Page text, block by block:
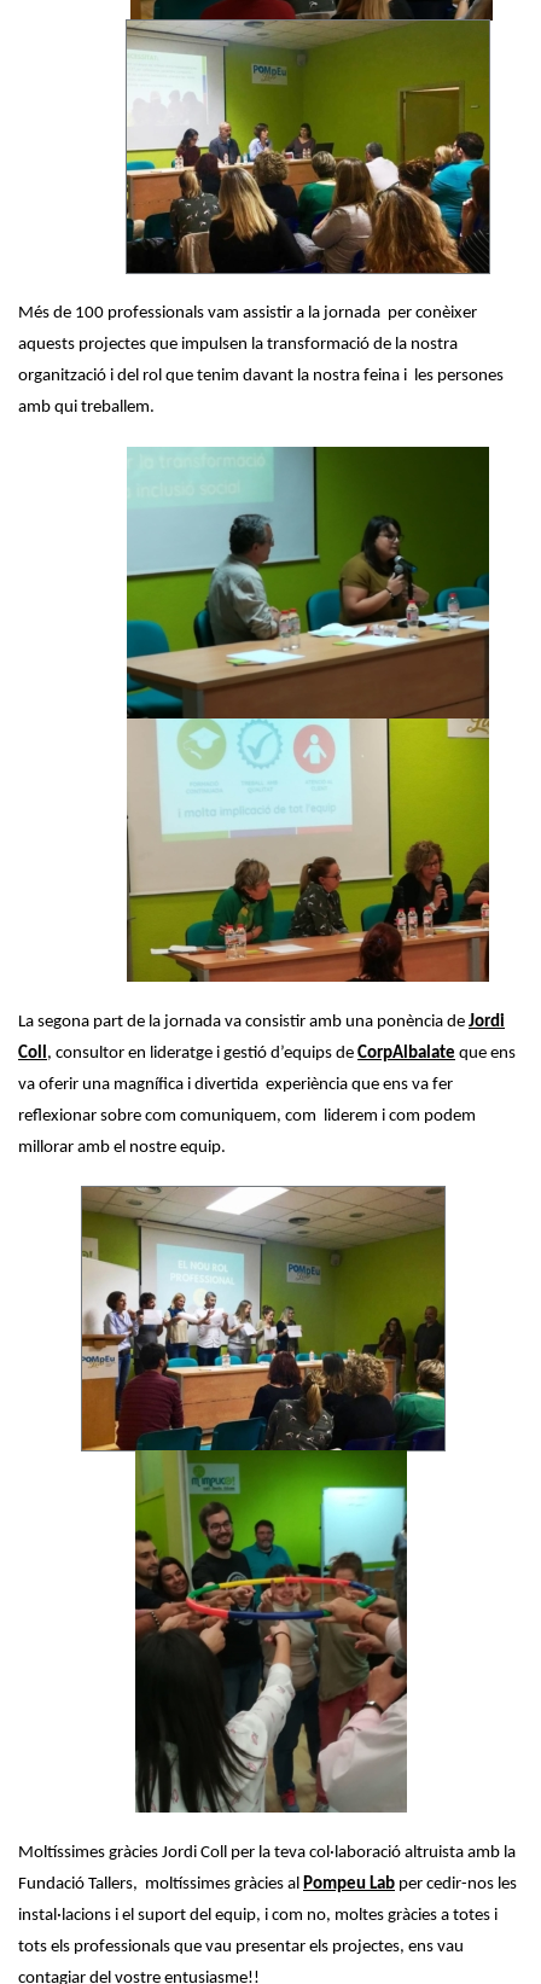
Més de 100 professionals vam assistir a la jornada per conèixer
aquests projectes que impulsen la transformació de la nostra
organització i del rol que tenim davant la nostra feina i les persones
amb qui treballem.
La segona part de la jornada va consistir amb una ponència de Jordi
Coll , consultor en lideratge i gestió d’equips de CorpAlbalate que ens
va oferir una magnífica i divertida experiència que ens va fer
reflexionar sobre com comuniquem, com liderem i com podem
millorar amb el nostre equip.
Moltíssimes gràcies Jordi Coll per la teva col·laboració altruista amb la
Fundació Tallers, moltíssimes gràcies al Pompeu Lab per cedir-nos les
instal·lacions i el suport del equip, i com no, moltes gràcies a totes i
tots els professionals que vau presentar els projectes, ens vau
contagiar del vostre entusiasme!!